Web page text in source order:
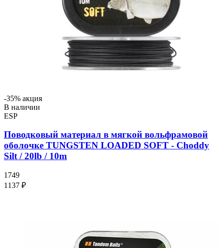
-35% акция
В наличии
ESP
Поводковый материал в мягкой вольфрамовой
оболочке TUNGSTEN LOADED SOFT - Choddy
Silt / 20lb / 10m
1749
1137 ₽